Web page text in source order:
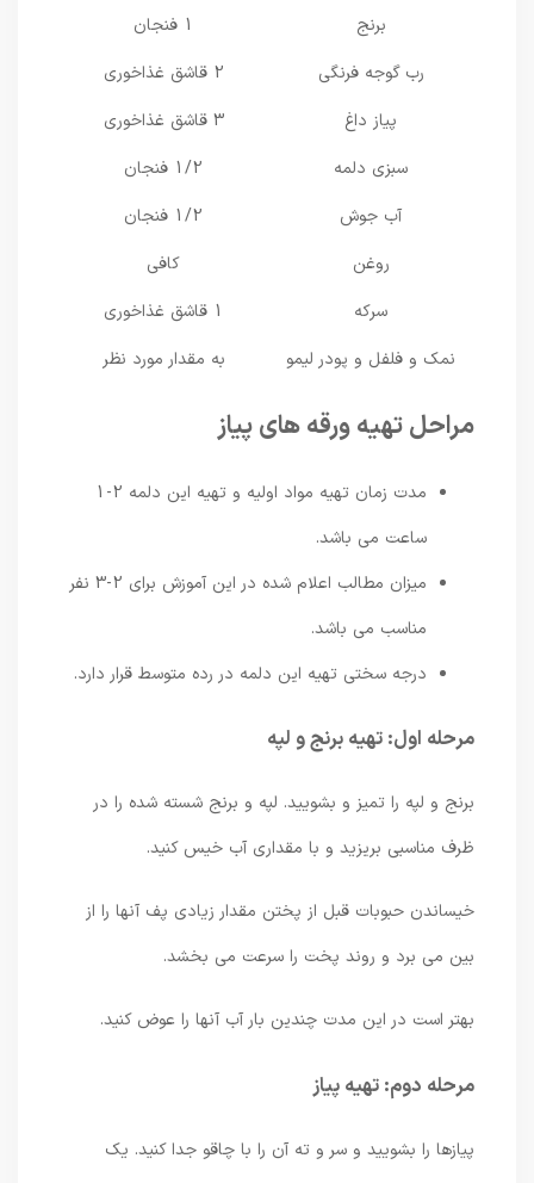
رب گوجه فرنگی
پیاز داغ
سبزی دلمه
آب جوش
نمک و فلفل و پودر لیمو
به مقدار مورد نظر
مراحل تهیه ورقه های پیاز
مدت زمان تهیه مواد اولیه و تهیه این دلمه 2-1
ساعت می باشد.
میزان مطالب اعلام شده در این آموزش برای 2-3 نفر
مناسب می باشد.
درجه سختی تهیه این دلمه در رده متوسط ​​قرار دارد.
مرحله اول: تهیه برنج و لپه
برنج و لپه را تمیز و بشویید. لپه و برنج شسته شده را در
ظرف مناسبی بریزید و با مقداری آب خیس کنید.
خیساندن حبوبات قبل از پختن مقدار زیادی پف آنها را از
بین می برد و روند پخت را سرعت می بخشد.
بهتر است در این مدت چندین بار آب آنها را عوض کنید.
مرحله دوم: تهیه پیاز
پیازها را بشویید و سر و ته آن را با چاقو جدا کنید. یک